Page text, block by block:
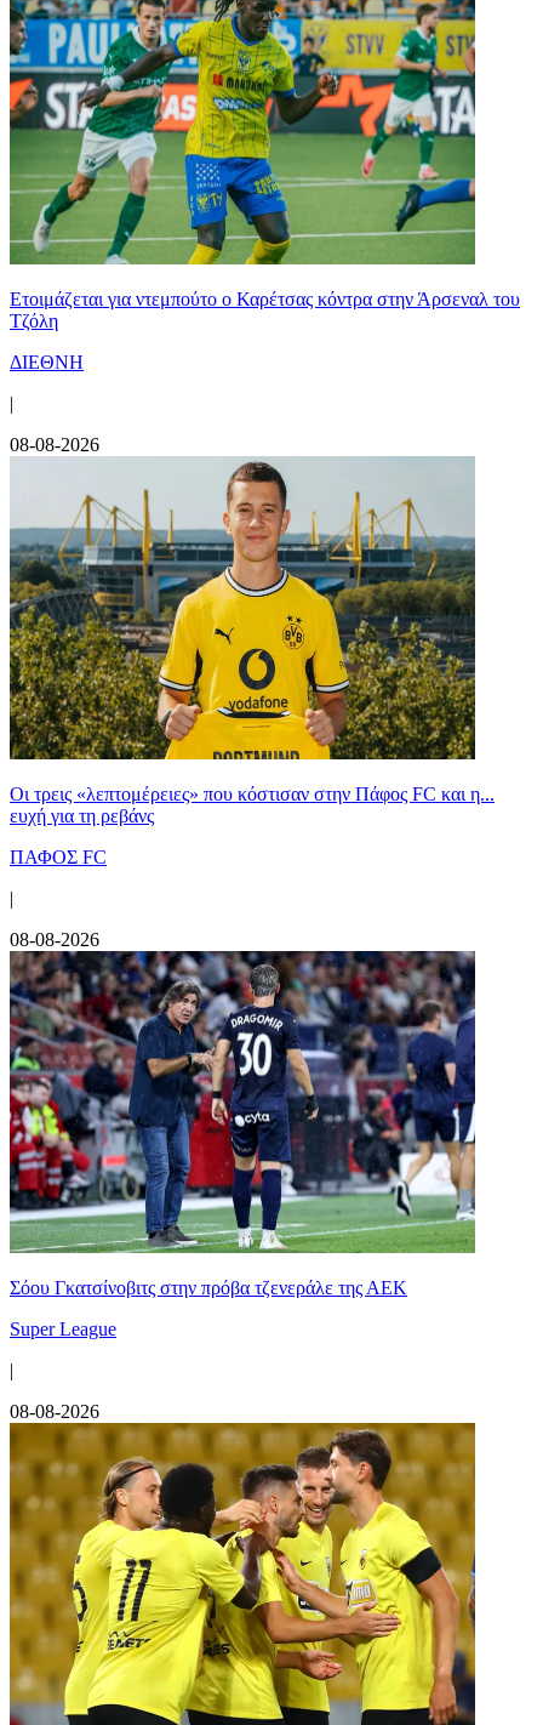
Ετοιμάζεται για ντεμπούτο ο Καρέτσας κόντρα στην Άρσεναλ του
Τζόλη
ΔΙΕΘΝΗ
|
08-08-2026
Οι τρεις «λεπτομέρειες» που κόστισαν στην Πάφος FC και η...
ευχή για τη ρεβάνς
ΠΑΦΟΣ FC
|
08-08-2026
Σόου Γκατσίνοβιτς στην πρόβα τζενεράλε της ΑΕΚ
Super League
|
08-08-2026